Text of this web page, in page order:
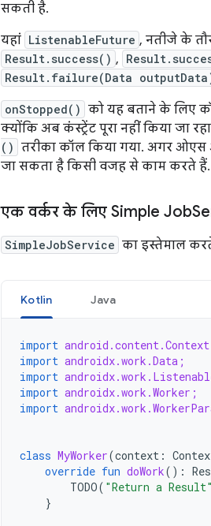
सकती है.
यहां ListenableFuture , नतीजे के
Result.success() ,
Result.failure(Data
onStopped() को यह बताने के लिए
क्योंकि अब कंस्ट्रेंट पूरा नहीं किया जा
() तरीका कॉल किया गया. अगर ओएस
जा सकता है किसी वजह से काम करते हैं.
एक वर्कर के लिए Simple Job
SimpleJobService का इस्तेमाल
Kotlin Java
import
import androidx.work.Data;
import
import androidx.work.Worker;
import
class MyWorker(context :
override fun doWork():
TODO( "Return a Result"
}